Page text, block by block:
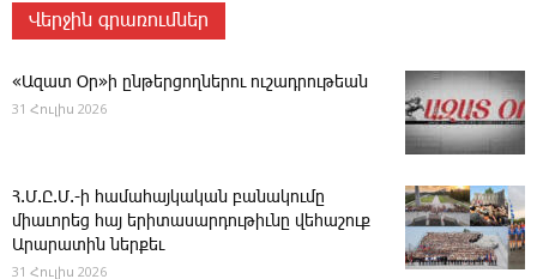
Վերջին գրառումներ
«Ազատ Օր»ի ընթերցողներու ուշադրութեան
31 Հուլիս 2026
Հ.Մ.Ը.Մ.-ի համահայկական բանակումը
միաւորեց հայ երիտասարդութիւնը վեհաշուք
Արարատին ներքեւ
31 Հուլիս 2026